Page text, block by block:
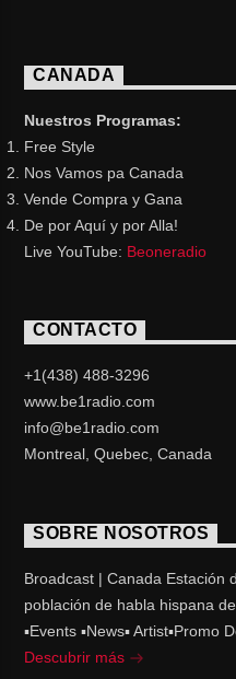
CANADA
Nuestros Programas:
Free Style
Nos Vamos pa Canada
Vende Compra y Gana
De por Aquí y por Alla!
Live YouTube: Beoneradio
CONTACTO
+1(438) 488-3296
www.be1radio.com
info@be1radio.com
Montreal, Quebec, Canada
SOBRE NOSOTROS
Broadcast | Canada Estación
población de habla hispana
▪Events ▪News▪ Artist▪Promo
Descubrir más